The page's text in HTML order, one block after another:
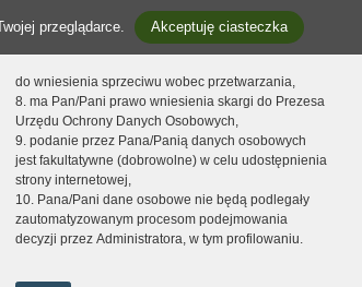
przeglądarce. Akceptuję ciasteczka
do wniesienia sprzeciwu wobec przetwarzania,
8. ma Pan/Pani prawo wniesienia skargi do Prezesa
Urzędu Ochrony Danych Osobowych,
9. podanie przez Pana/Panią danych osobowych
jest fakultatywne (dobrowolne) w celu udostępnienia
strony internetowej,
10. Pana/Pani dane osobowe nie będą podlegały
zautomatyzowanym procesom podejmowania
decyzji przez Administratora, w tym profilowaniu.